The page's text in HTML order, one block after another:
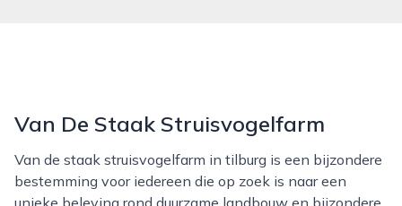
Van De Staak Struisvogelfarm
Van de staak struisvogelfarm in tilburg is een bijzondere
bestemming voor iedereen die op zoek is naar een
unieke beleving rond duurzame landbouw en bijzondere